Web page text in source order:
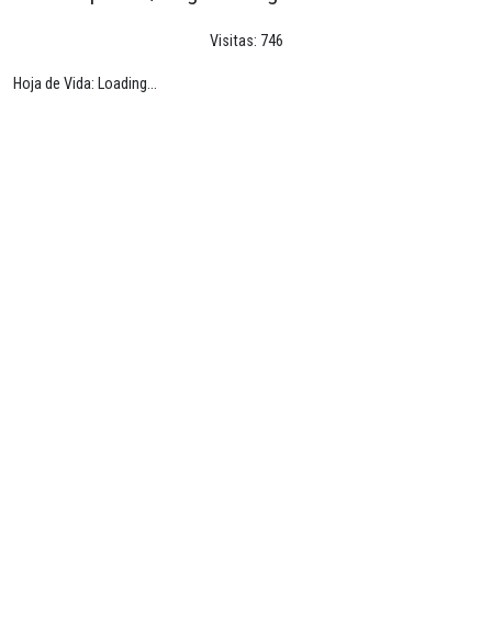
Visitas: 746
Hoja de Vida: Loading...